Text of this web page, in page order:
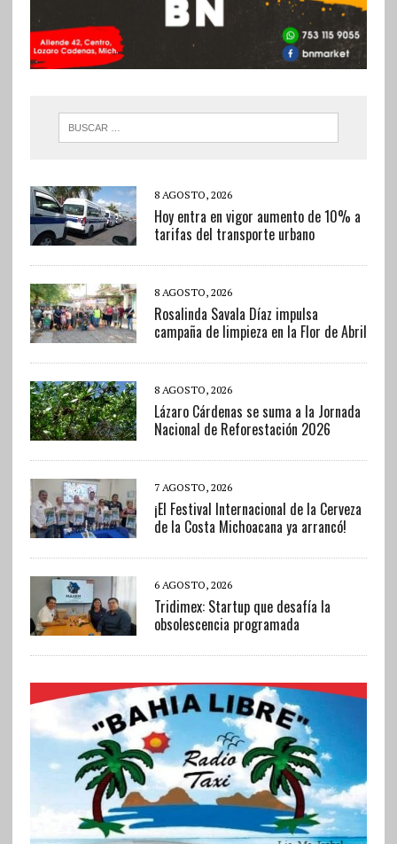
8 AGOSTO, 2026
Hoy entra en vigor aumento de 10% a
tarifas del transporte urbano
8 AGOSTO, 2026
Rosalinda Savala Díaz impulsa
campaña de limpieza en la Flor de Abril
8 AGOSTO, 2026
Lázaro Cárdenas se suma a la Jornada
Nacional de Reforestación 2026
7 AGOSTO, 2026
¡El Festival Internacional de la Cerveza
de la Costa Michoacana ya arrancó!
6 AGOSTO, 2026
Tridimex: Startup que desafía la
obsolescencia programada